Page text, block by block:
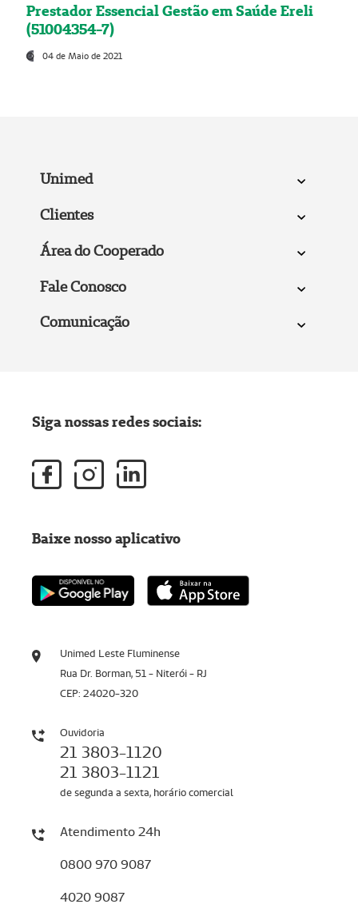
Prestador Essencial Gestão em Saúde Ereli
(51004354-7)
04 de Maio de 2021
Unimed
Clientes
Área do Cooperado
Fale Conosco
Comunicação
Unimed Leste Fluminense
Rua Dr. Borman, 51 - Niterói - RJ
CEP: 24020-320
Ouvidoria
21 3803-1120
21 3803-1121
de segunda a sexta, horário comercial
Atendimento 24h
0800 970 9087
4020 9087
Siga nossas redes sociais:
Baixe nosso aplicativo